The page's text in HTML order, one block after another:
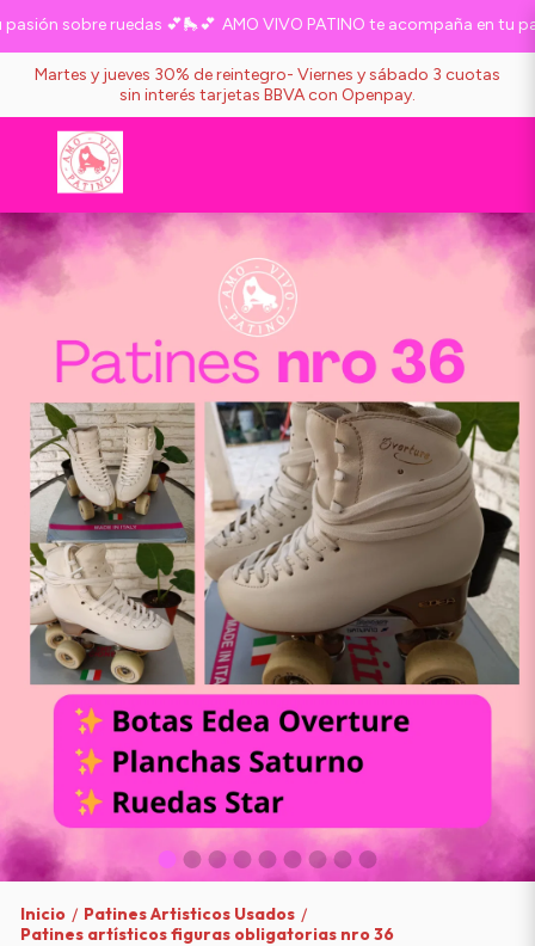
sobre ruedas 💕🛼💕 AMO VIVO PATINO te acompaña en tu
Martes y jueves 30% de reintegro- Viernes y sábado 3 cuotas
sin interés tarjetas BBVA con Openpay.
Inicio / Patines Artisticos Usados /
Patines artísticos figuras obligatorias nro 36